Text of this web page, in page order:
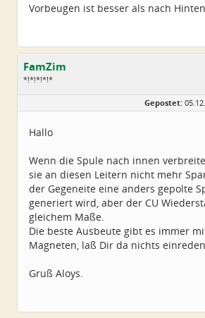
Vorbeugen ist besser als nach
FamZim
*!*!*!*!*
Beiträge:
2350
Gepostet:
Hallo
Wenn die Spule nach innen
sie an diesen Leitern nicht mehr
der Gegeneite eine anders gepolte
generiert wird, aber der CU
gleichem Maße.
Die beste Ausbeute gibt es immer
Magneten, laß Dir da nichts
Gruß Aloys.